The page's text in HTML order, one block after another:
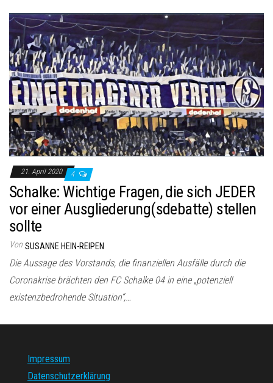
21. April 2020 4
Schalke: Wichtige Fragen, die sich JEDER
vor einer Ausgliederung(sdebatte) stellen
sollte
Von SUSANNE HEIN-REIPEN
Die Aussage des Vorstands, die finanziellen Ausfälle durch die
Coronakrise brächten den FC Schalke 04 in eine „potenziell
existenzbedrohende Situation“,…
Impressum
Datenschutzerklärung